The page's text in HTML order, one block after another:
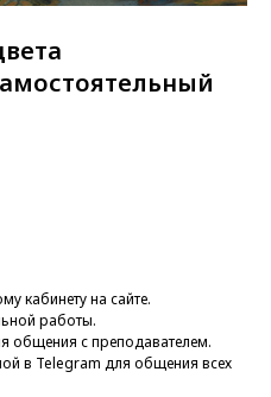
кабинету на сайте.
работы.
общения с преподавателем.
в Telegram для общения всех